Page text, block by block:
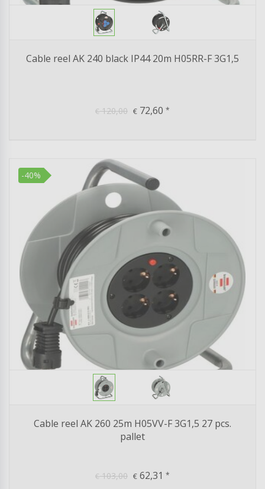
Cable reel AK 240 black IP44 20m H05RR-F 3G1,5
€120,00 € 72,60 *
-40%
Cable reel AK 260 25m H05VV-F 3G1,5 27 pcs.
pallet
€103,00 € 62,31 *